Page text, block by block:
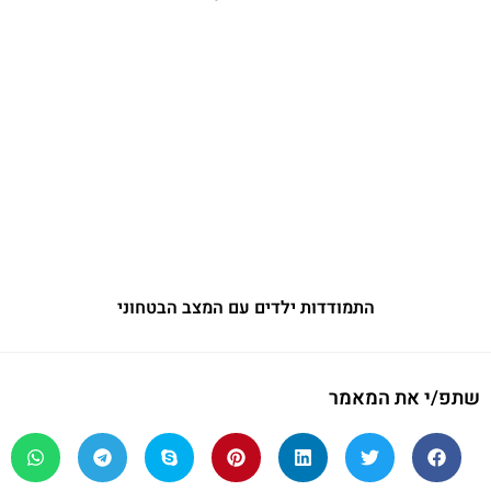
התמודדות ילדים עם המצב הבטחוני
שתפ/י את המאמר